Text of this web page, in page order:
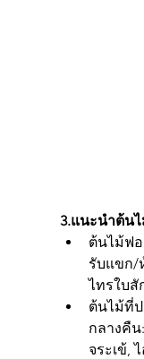
3.แนะนำต้น
ต้นไม้ฟ
รับแขก/
ไทรใบสั
ต้นไม้ที่
กลางคืน
จระเข้,